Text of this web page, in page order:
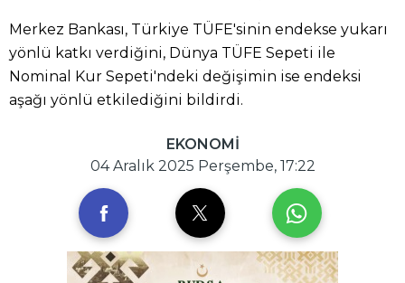
Merkez Bankası, Türkiye TÜFE'sinin endekse yukarı
yönlü katkı verdiğini, Dünya TÜFE Sepeti ile
Nominal Kur Sepeti'ndeki değişimin ise endeksi
aşağı yönlü etkilediğini bildirdi.
EKONOMİ
04 Aralık 2025 Perşembe, 17:22